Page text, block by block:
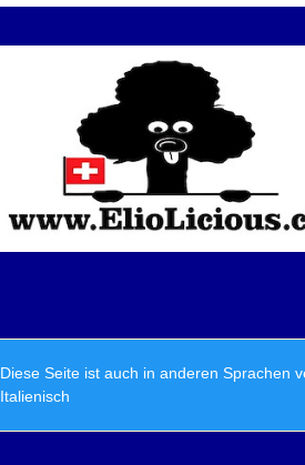
Diese Seite ist auch in anderen Sprachen
Italienisch